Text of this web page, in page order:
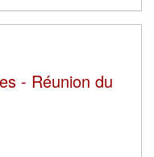
- Réunion du